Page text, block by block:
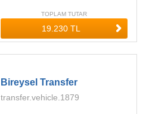
TOPLAM TUTAR
Bireysel Transfer
transfer.vehicle.1879